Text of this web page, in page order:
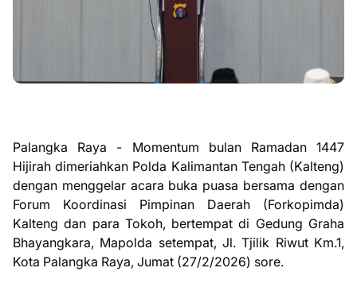
Palangka Raya - Momentum bulan Ramadan 1447
Hijirah dimeriahkan Polda Kalimantan Tengah (Kalteng)
dengan menggelar acara buka puasa bersama dengan
Forum Koordinasi Pimpinan Daerah (Forkopimda)
Kalteng dan para Tokoh, bertempat di Gedung Graha
Bhayangkara, Mapolda setempat, Jl. Tjilik Riwut Km.1,
Kota Palangka Raya, Jumat (27/2/2026) sore.